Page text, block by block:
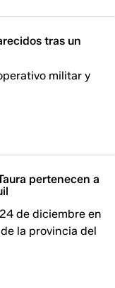
tras un
militar y
pertenecen a
de diciembre en
la provincia del